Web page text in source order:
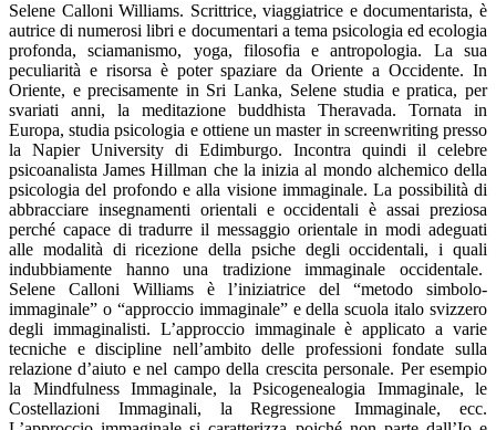
Selene Calloni Williams. Scrittrice, viaggiatrice e documentarista, è
autrice di numerosi libri e documentari a tema psicologia ed ecologia
profonda, sciamanismo, yoga, filosofia e antropologia. La sua
peculiarità e risorsa è poter spaziare da Oriente a Occidente. In
Oriente, e precisamente in Sri Lanka, Selene studia e pratica, per
svariati anni, la meditazione buddhista Theravada. Tornata in
Europa, studia psicologia e ottiene un master in screenwriting presso
la Napier University di Edimburgo. Incontra quindi il celebre
psicoanalista James Hillman che la inizia al mondo alchemico della
psicologia del profondo e alla visione immaginale. La possibilità di
abbracciare insegnamenti orientali e occidentali è assai preziosa
perché capace di tradurre il messaggio orientale in modi adeguati
alle modalità di ricezione della psiche degli occidentali, i quali
indubbiamente hanno una tradizione immaginale occidentale.
Selene Calloni Williams è l’iniziatrice del “metodo simbolo-
immaginale” o “approccio immaginale” e della scuola italo svizzero
degli immaginalisti. L’approccio immaginale è applicato a varie
tecniche e discipline nell’ambito delle professioni fondate sulla
relazione d’aiuto e nel campo della crescita personale. Per esempio
la Mindfulness Immaginale, la Psicogenealogia Immaginale, le
Costellazioni Immaginali, la Regressione Immaginale, ecc.